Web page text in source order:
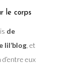
le corps
de
lil’blog, et
eux